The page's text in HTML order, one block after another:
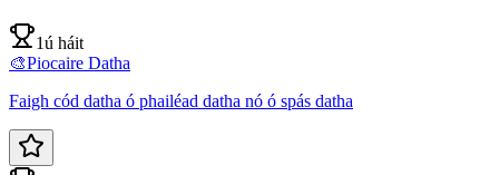
1ú háit
🎨Piocaire Datha
Faigh cód datha ó phailéad datha nó ó spás datha